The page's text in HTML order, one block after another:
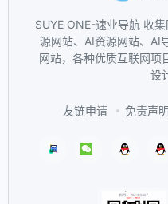
SUYE ONE-速业导航 收
源网站、AI资源网站、AI
网站，各种优质互联网项
设
友链申请 免责声明